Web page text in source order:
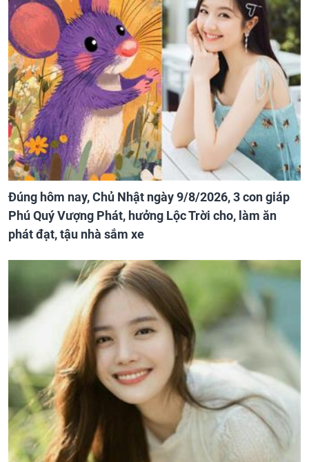
Đúng hôm nay, Chủ Nhật ngày 9/8/2026, 3 con giáp
Phú Quý Vượng Phát, hưởng Lộc Trời cho, làm ăn
phát đạt, tậu nhà sắm xe